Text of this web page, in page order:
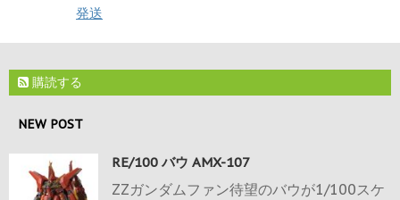
発送
購読する
NEW POST
RE/100 バウ AMX-107
ZZガンダムファン待望のバウが1/100スケ